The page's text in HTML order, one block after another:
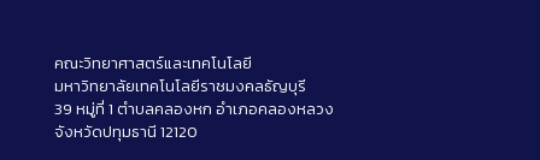
คณะวิทยาศาสตร์และเทคโนโลยี
มหาวิทยาลัยเทคโนโลยีราชมงคลธัญบุรี
39 หมู่ที่ 1 ตำบลคลองหก อำเภอคลองหลวง
จังหวัดปทุมธานี 12120